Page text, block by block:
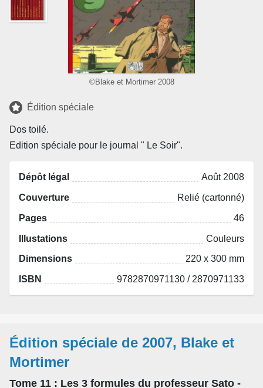
©Blake et Mortimer 2008
Édition spéciale
Dos toilé.
Edition spéciale pour le journal " Le Soir".
Dépôt légal Août 2008
Couverture Relié (cartonné)
Pages 46
Illustations Couleurs
Dimensions 220 x 300 mm
ISBN 9782870971130 / 2870971133
Édition spéciale de 2007, Blake et
Mortimer
Tome 11 : Les 3 formules du professeur Sato -